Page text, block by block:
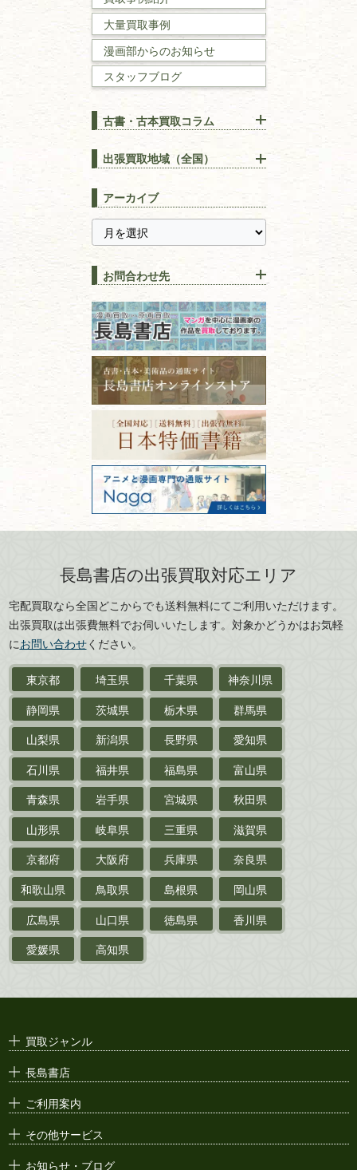
理工書
数学書・物理学書
建築書
漢方・鍼灸・東洋医学
易学・占い
スピリチュアル・
全集・
趣味・教養
書道
拓本・法帖・碑帖
篆刻・印譜
書道具
美術書・アート本・
デザイン本
カメラ・撮影術
版画・リトグラフ・
刀剣・鎧・甲冑
武道書・武術書
近代文学・
サイン色紙
作家草稿・原稿・肉筆物
探偵小説・推理小説
乗物
鉄道・
電車・バス
戦前・戦中の紙物・資料
絵葉書
支那・満洲・朝鮮・
台湾関係古資料
ポスター・チラシ・
大量買取事例
漫画部からのお知らせ
スタッフブログ
古書・古本買取コラム
【出張買取】古本の大量買取
りOK！効率的に売る方法
長島書店の便利な買取サービ
ス
【持ち込み買取】店頭で簡単
に古本を売るメリットとは？
上手な売り方のコツを解説
古本の保管方法と劣化する原
因！適切な管理で長持ちさせ
るコツ
古本は汚れていると買取でき
ない？適切な保管方法とクリ
ーニング！
ISBNコードとは？書籍の識別
番号の意味と役割を解説
価値ある古書を売るポイント
と注意点
出張買取地域（全国）
千葉県
神奈川県
静岡県
山梨県
新潟県
長野県
愛知県
石川県
福井県
福島県
富山県
青森県
岩手県
宮城県
秋田県
山形県
岐阜県
三重県
滋賀県
京都府
大阪府
兵庫県
奈良県
島根県
岡山県
徳島県
香川県
愛媛県
アーカイブ
お問合わせ先
古本買取専門店 長島書店
〒101-0051
東京都千代田区神田神保町2-5-1
フリーダイヤル：0120-414-548
電話：03-3512-8115
FAX：03-3512-8116
古物商許可：東京都公安委員会 第
301028901712号
古物商名称：有限会社長島書店
長島書店の出張買取対応エリア
宅配買取なら全国どこからでも送料無料にてご利用いただけます。
出張買取は出張費無料でお伺いいたします。対象かどうかはお気軽
にお問い合わせください。
東京都 埼玉県 千葉県
神奈川県
静岡県
茨城県 栃木県
群馬県
山梨県
新潟県 長野県
愛知県
石川県
福井県 福島県
富山県
青森県
岩手県 宮城県
秋田県
山形県
岐阜県 三重県
滋賀県
京都府
大阪府 兵庫県
奈良県
和歌山県
鳥取県 島根県
岡山県
広島県
山口県 徳島県
香川県
愛媛県
高知県
買取ジャンル
長島書店
ご利用案内
その他サービス
お知らせ・ブログ